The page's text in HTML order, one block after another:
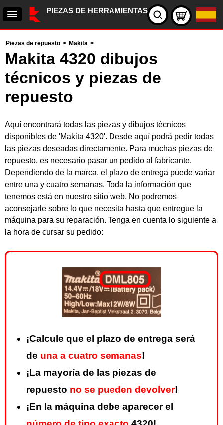
PIEZAS DE HERRAMIENTAS
Piezas de repuesto > Makita >
Makita 4320 dibujos
técnicos y piezas de
repuesto
Aquí encontrará todas las piezas y dibujos técnicos
disponibles de 'Makita 4320'. Desde aquí podrá pedir todas
las piezas deseadas directamente. Para muchas piezas de
repuesto, es necesario pasar un pedido al fabricante.
Dependiendo de la marca, el plazo de entrega puede variar
entre una y cuatro semanas. Toda la información que
tenemos está en nuestro sitio web. No podremos
aconsejarle sobre lo que necesita hasta que entregue la
máquina para su reparación. Tenga en cuenta lo siguiente a
la hora de cursar su pedido:
¡Calcule que el plazo de entrega será
de una a cuatro semanas!
¡La mayoría de las piezas de
repuesto no se pueden devolver!
¡En la máquina debe aparecer el